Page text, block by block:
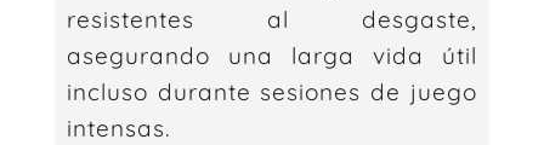
resistentes al desgaste,
asegurando una larga vida útil
incluso durante sesiones de juego
intensas.